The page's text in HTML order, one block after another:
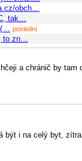
obch…
tak…
poslední
to zn…
a chránič by tam
i na celý byt,